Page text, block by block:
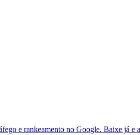
e rankeamento no Google. Baixe já e